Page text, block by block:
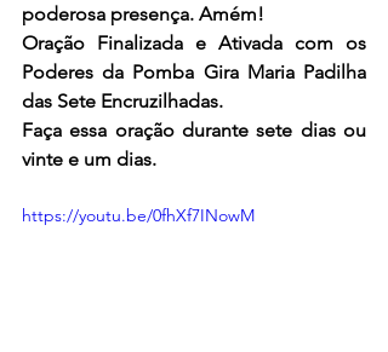
poderosa presença. Amém!
Oração Finalizada e Ativada com os
Poderes da Pomba Gira Maria Padilha
das Sete Encruzilhadas.
Faça essa oração durante sete dias ou
vinte e um dias.
https://youtu.be/0fhXf7INowM